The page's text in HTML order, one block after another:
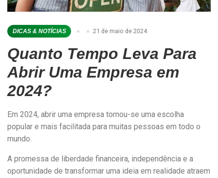
DICAS & NOTÍCIAS 21 de maio de 2024
Quanto Tempo Leva Para
Abrir Uma Empresa em
2024?
Em 2024, abrir uma empresa tornou-se uma escolha
popular e mais facilitada para muitas pessoas em todo o
mundo.
A promessa de liberdade financeira, independência e a
oportunidade de transformar uma ideia em realidade atraem